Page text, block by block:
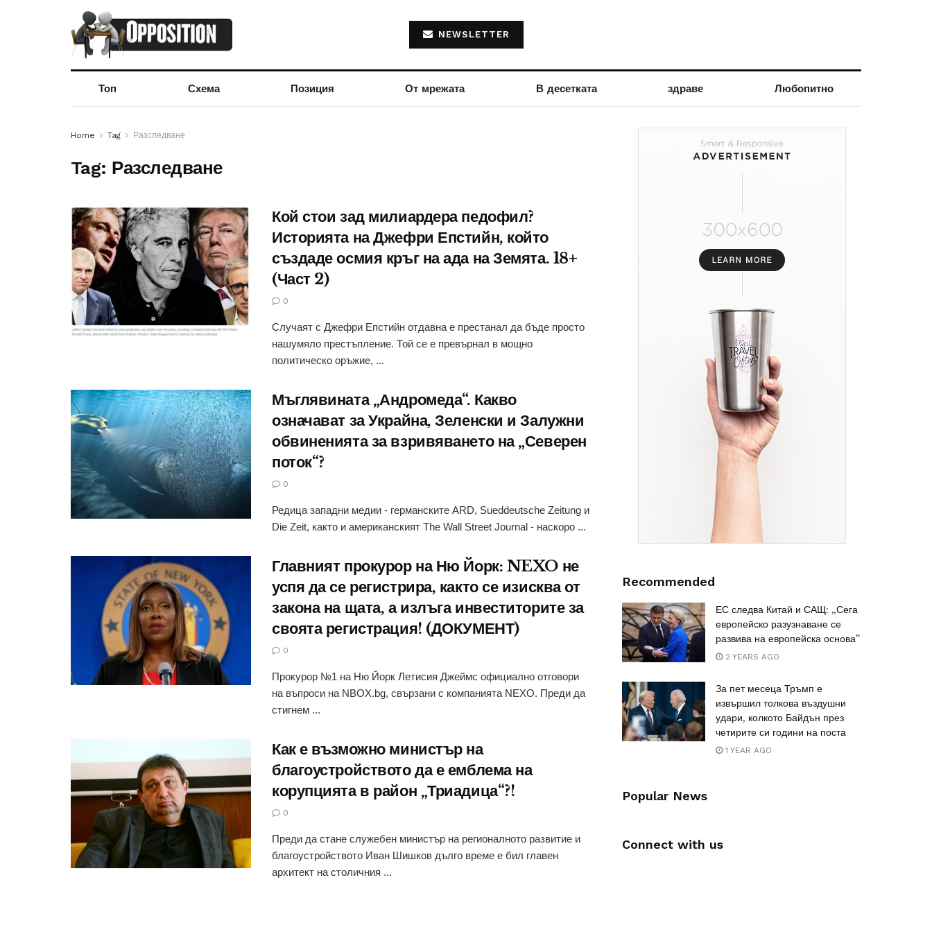
NEWSLETTER
Топ Схема Позиция От мрежата В десетката здраве Любопитно
Home Tag Разследване
Tag: Разследване
Кой стои зад милиардера педофил?
Историята на Джефри Епстийн, който
създаде осмия кръг на ада на Земята. 18+
(Част 2)
0
Случаят с Джефри Епстийн отдавна е престанал да бъде просто
нашумяло престъпление. Той се е превърнал в мощно
политическо оръжие, ...
Мъглявината „Андромеда“. Какво
означават за Украйна, Зеленски и Залужни
обвиненията за взривяването на „Северен
поток“?
0
Редица западни медии - германските ARD, Sueddeutsche Zeitung и
Die Zeit, както и американският The Wall Street Journal - наскоро ...
Главният прокурор на Ню Йорк: NEXO не
успя да се регистрира, както се изисква от
закона на щата, а излъга инвеститорите за
своята регистрация! (ДОКУМЕНТ)
0
Прокурор №1 на Ню Йорк Летисия Джеймс официално отговори
на въпроси на NBOX.bg, свързани с компанията NEXO. Преди да
стигнем ...
Как е възможно министър на
благоустройството да е емблема на
корупцията в район „Триадица“?!
0
Преди да стане служебен министър на регионалното развитие и
благоустройството Иван Шишков дълго време е бил главен
архитект на столичния ...
Recommended
ЕС следва Китай и САЩ: „Сега
европейско разузнаване се
развива на европейска основа“
2 YEARS AGO
За пет месеца Тръмп е
извършил толкова въздушни
удари, колкото Байдън през
четирите си години на поста
1 YEAR AGO
Popular News
Connect with us